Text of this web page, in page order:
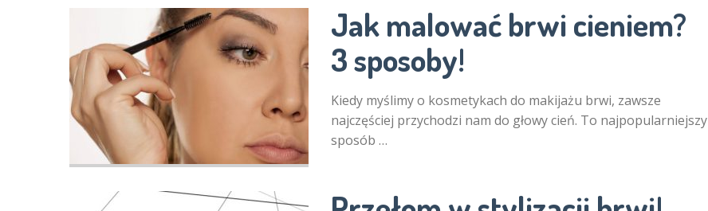
Jak malować brwi cieniem?
3 sposoby!
Kiedy myślimy o kosmetykach do makijażu brwi, zawsze
najczęściej przychodzi nam do głowy cień. To najpopularniejszy
sposób …